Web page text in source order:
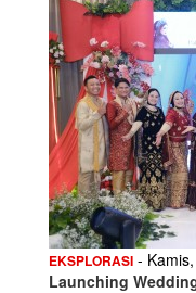
EKSPLORASI -
Launching